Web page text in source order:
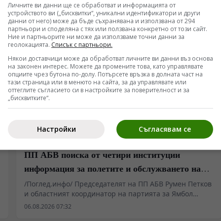
ПП АБВ поиска от четири институции
информация за полетите и обслужването на
чужди военни самолети у нас
/Поглед.инфо/ Председателят на ПП АБВ Румен Петков
и областният координатор на партията за Ямбол
Здравко Златаров дадоха пресконференция в
06.08.2026 07:32
Личните ви данни ще се обработват и информацията от
устройството ви („бисквитки“, уникални идентификатори и други
данни от него) може да бъде съхранявана и използвана от 294
партньори и споделяна с тях или ползвана конкретно от този сайт.
Ние и партньорите ни може да използваме точни данни за
геолокацията. Списък с партньори.
Някои доставчици може да обработват личните ви данни въз основа
на законен интерес. Можете да промените това, като управлявате
опциите чрез бутона по-долу. Потърсете връзка в долната част на
тази страница или в менюто на сайта, за да управлявате или
оттеглите съгласието си в настройките за поверителност и за
„бисквитките“.
Съгласявам се
Настройки